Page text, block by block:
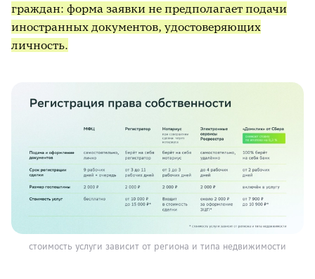
граждан: форма заявки не предполагает подачи
иностранных документов, удостоверяющих
личность.
стоимость услуги зависит от региона и типа недвижимости